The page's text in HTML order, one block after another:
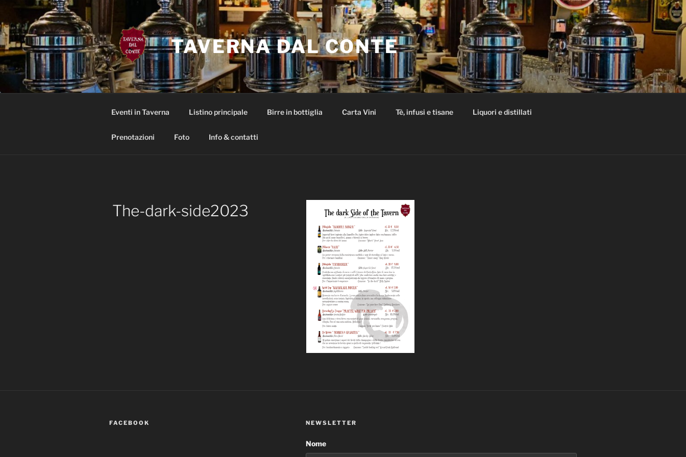
contenuto
TAVERNA DAL CONTE
Eventi in Taverna Listino principale Birre in bottiglia Carta Vini Tè, infusi e tisane Liquori e distillati
Prenotazioni Foto Info & contatti
The-dark-side2023
FACEBOOK NEWSLETTER
Nome